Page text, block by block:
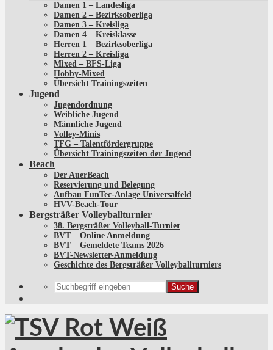
Damen 1 – Landesliga
Damen 2 – Bezirksoberliga
Damen 3 – Kreisliga
Damen 4 – Kreisklasse
Herren 1 – Bezirksoberliga
Herren 2 – Kreisliga
Mixed – BFS-Liga
Hobby-Mixed
Übersicht Trainingszeiten
Jugend
Jugendordnung
Weibliche Jugend
Männliche Jugend
Volley-Minis
TFG – Talentfördergruppe
Übersicht Trainingszeiten der Jugend
Beach
Der AuerBeach
Reservierung und Belegung
Aufbau FunTec-Anlage Universalfeld
HVV-Beach-Tour
Bergsträßer Volleyballturnier
38. Bergsträßer Volleyball-Turnier
BVT – Online Anmeldung
BVT – Gemeldete Teams 2026
BVT-Newsletter-Anmeldung
Geschichte des Bergsträßer Volleyballturniers
Suche